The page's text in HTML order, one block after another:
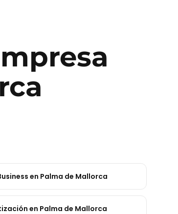
en Palma de Mallorca
en Palma de Mallorca